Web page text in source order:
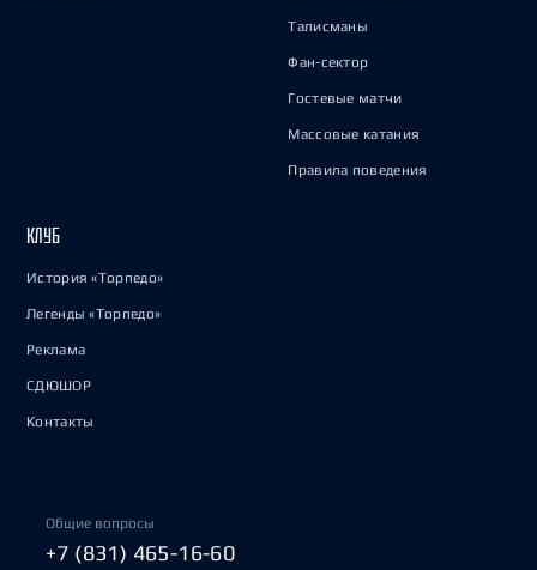
Талисманы
Фан-сектор
Гостевые матчи
Массовые катания
Правила поведения
КЛУБ
История «Торпедо»
Легенды «Торпедо»
Реклама
СДЮШОР
Контакты
Общие вопросы
+7 (831) 465-16-60